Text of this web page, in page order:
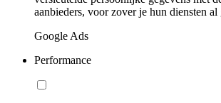
aanbieders, voor zover je hun diensten al
Google Ads
Performance